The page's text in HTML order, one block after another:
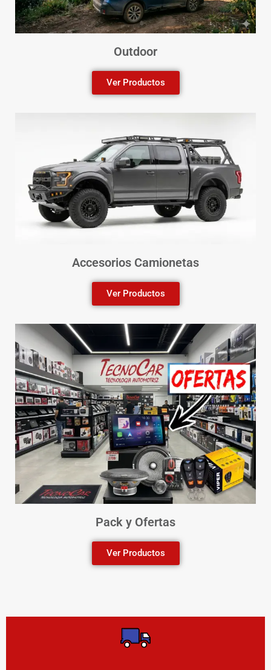
Outdoor
Ver Productos
Accesorios Camionetas
Ver Productos
Pack y Ofertas
Ver Productos